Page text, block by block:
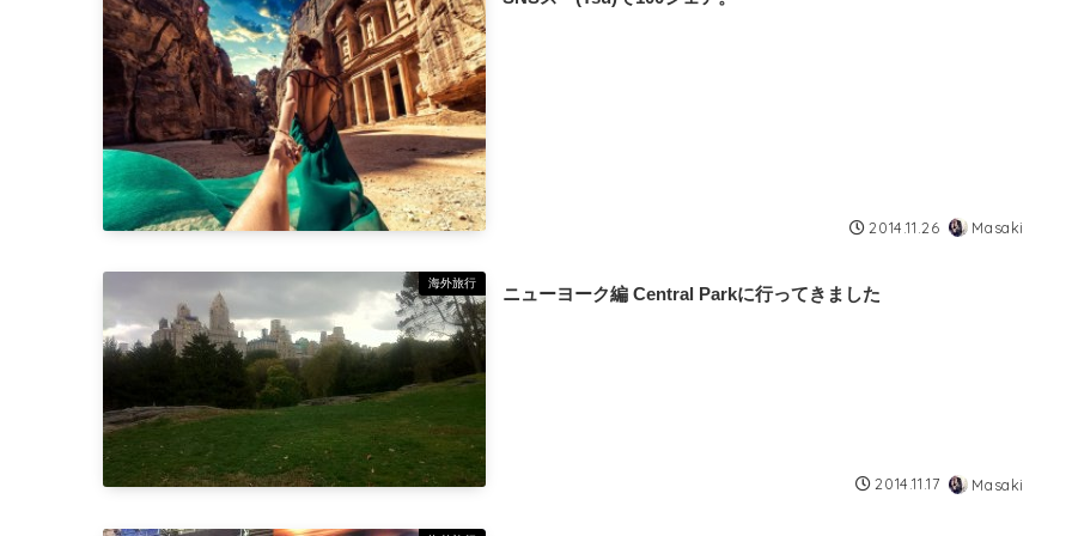
2014.11.26 Masaki
海外旅行 ニューヨーク編 Central Parkに行ってきました
2014.11.17 Masaki